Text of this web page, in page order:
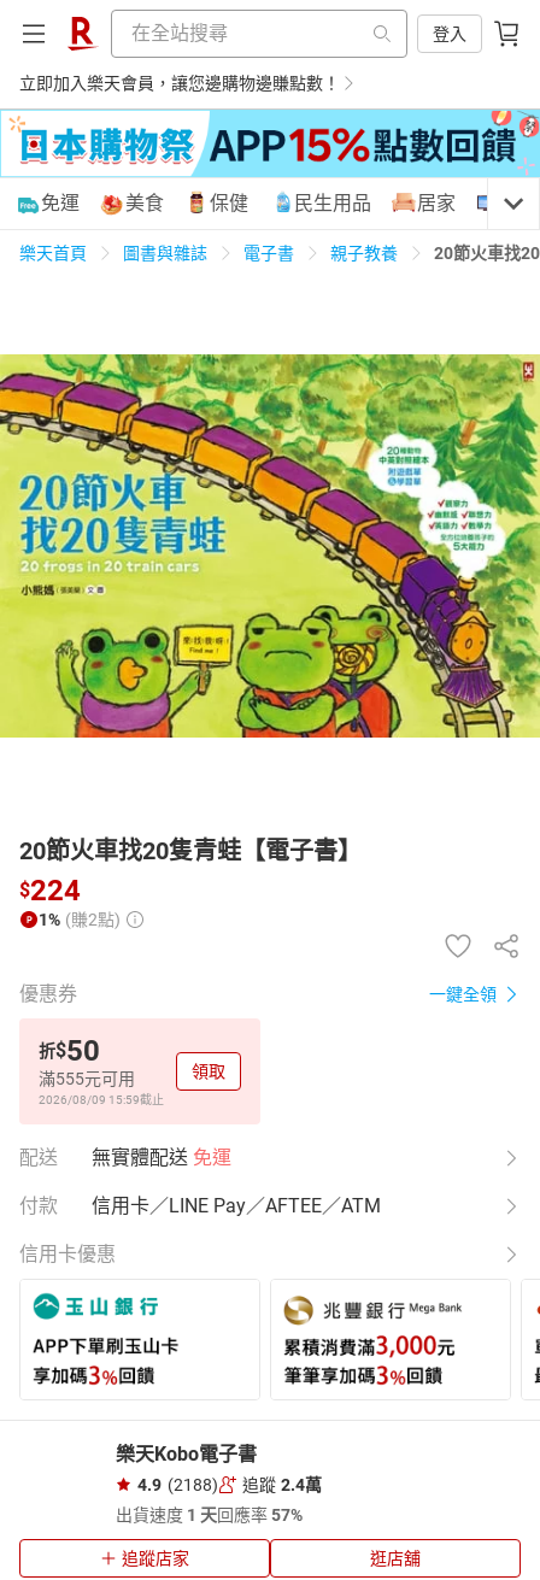
登入
立即加入樂天會員，讓您邊購物邊賺點數！
購物網分類
居家生活 3C家電 運動休閒 親子玩具
女裝 男裝 化妝保養 情趣用品
日本購物 電子/紙本書
HOT
免運 美食 保健 民生用品 居家 3C
樂天首頁 圖書與雜誌 電子書 親子教養 20節火車找
20節火車找20隻青蛙【電子書】
$224
1% (賺2點)
優惠券 一鍵全領
折$50
滿555元可用
2026/08/09 15:59截止
領取
配送 無實體配送 免運
付款 信用卡／LINE Pay／AFTEE／ATM
信用卡優惠
樂天Kobo電子書
4.9 (2188) 追蹤 2.4萬
出貨速度 1 天回應率57%
追蹤店家 逛店舖